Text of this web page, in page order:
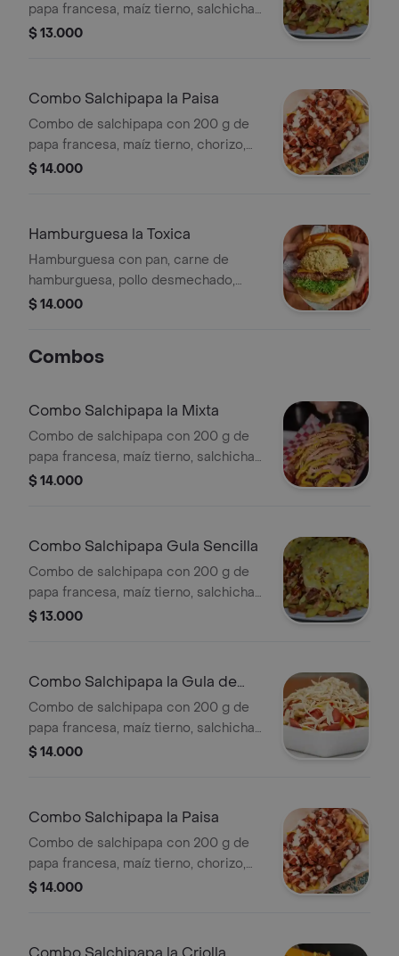
papa francesa, maíz tierno, salchicha,
queso, lechuga y salsa tártara rosada.
$ 13.000
Combo Salchipapa la Paisa
Combo de salchipapa con 200 g de
papa francesa, maíz tierno, chorizo,
tocineta, jamón, queso, lechuga, salsa
$ 14.000
Hamburguesa la Toxica
Hamburguesa con pan, carne de
hamburguesa, pollo desmechado,
queso, jamón, lechuga, tomate,
$ 14.000
Combos
Combo Salchipapa la Mixta
Combo de salchipapa con 200 g de
papa francesa, maíz tierno, salchicha,
chorizo, queso, jamón en cuadritos,
$ 14.000
Combo Salchipapa Gula Sencilla
Combo de salchipapa con 200 g de
papa francesa, maíz tierno, salchicha,
queso, lechuga y salsa tártara rosada.
$ 13.000
Combo Salchipapa la Gula de
Pollo
Combo de salchipapa con 200 g de
papa francesa, maíz tierno, salchicha,
pollo desmechado, queso, lechuga,
$ 14.000
Combo Salchipapa la Paisa
Combo de salchipapa con 200 g de
papa francesa, maíz tierno, chorizo,
tocineta, jamón, queso, lechuga, salsa
$ 14.000